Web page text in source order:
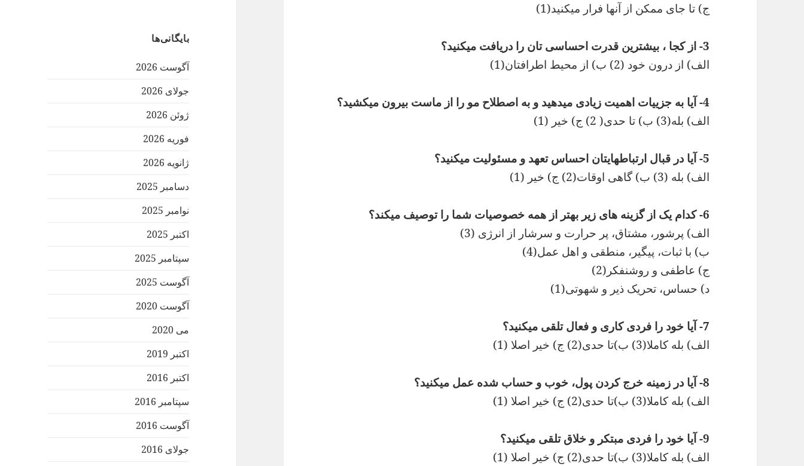
بایگانی‌ها
آگوست 2026
جولای 2026
ژوئن 2026
فوریه 2026
ژانویه 2026
دسامبر 2025
نوامبر 2025
اکتبر 2025
سپتامبر 2025
آگوست 2025
آگوست 2020
می 2020
اکتبر 2019
اکتبر 2016
سپتامبر 2016
آگوست 2016
جولای 2016
ج) تا جای ممکن از آنها فرار میکنید(1)
3- از کجا ، بیشترین قدرت احساسی تان را دریافت میکنید؟
الف) از درون خود (2) ب) از محیط اطرافتان(1)
4- آیا به جزییات اهمیت زیادی میدهید و به اصطلاح مو را از ماست بیرون میکشید؟
الف) بله(3) ب) تا حدی( 2) ج) خیر (1)
5- آیا در قبال ارتباطهایتان احساس تعهد و مسئولیت میکنید؟
الف) بله (3) ب) گاهی اوقات(2) ج) خیر (1)
6- کدام یک از گزینه های زیر بهتر از همه خصوصیات شما را توصیف میکند؟
الف) پرشور، مشتاق، پر حرارت و سرشار از انرژی (3)
ب) با ثبات، پیگیر، منطقی و اهل عمل(4)
ج) عاطفی و روشنفکر(2)
د) حساس، تحریک ذیر و شهوتی(1)
7- آیا خود را فردی کاری و فعال تلقی میکنید؟
الف) بله کاملا(3) ب)تا حدی(2) ج) خیر اصلا (1)
8- آیا در زمینه خرج کردن پول، خوب و حساب شده عمل میکنید؟
الف) بله کاملا(3) ب)تا حدی(2) ج) خیر اصلا (1)
9- آیا خود را فردی مبتکر و خلاق تلقی میکنید؟
الف) بله کاملا(3) ب)تا حدی(2) ج) خیر اصلا (1)